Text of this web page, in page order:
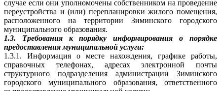
случае если они уполномочены собственником на проведение
переустройства и (или) перепланировки жилого помещения,
расположенного на территории Зиминского городского
муниципального образования.
1.3. Требования к порядку информирования о порядке
предоставления муниципальной услуги:
1.3.1. Информация о месте нахождения, графике работы,
справочных телефонах, адресах электронной почты
структурного подразделения администрации Зиминского
городского муниципального образования, ответственного